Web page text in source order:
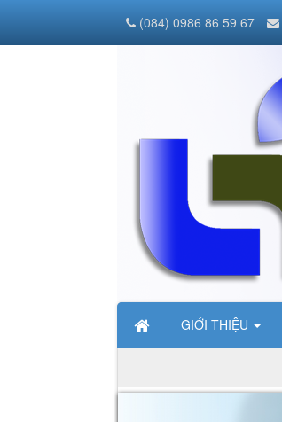
GIỚI THIỆU
(084) 0986 86 59 67